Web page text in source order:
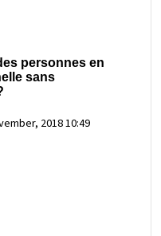
personnes en
sans
2018 10:49